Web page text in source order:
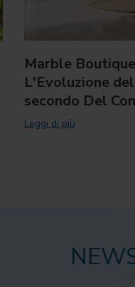
Marble
L'Evoluzione
secondo Del
Leggi di più